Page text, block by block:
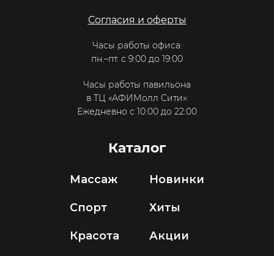
Согласия и оферты
Часы работы офиса:
пн.–пт. с 9:00 до 19:00
Часы работы павильона
в ТЦ «АФИМолл Сити»:
Ежедневно с 10:00 до 22:00
Каталог
Массаж
Спорт
Красота
Новинки
Хиты
Акции